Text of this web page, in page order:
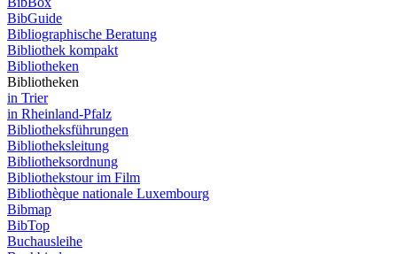
BibGuide
Bibliographische Beratung
Bibliothek kompakt
Bibliotheken
Bibliotheken
in Trier
in Rheinland-Pfalz
Bibliotheksführungen
Bibliotheksleitung
Bibliotheksordnung
Bibliothekstour im Film
Bibliothèque nationale Luxembourg
Bibmap
BibTop
Buchausleihe